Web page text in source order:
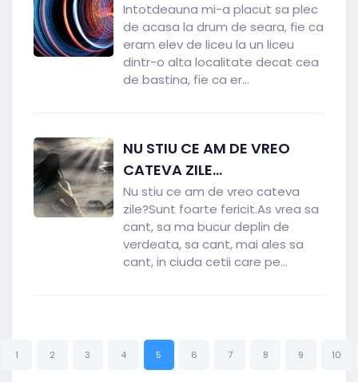
Intotdeauna mi-a placut sa plec
de acasa la drum de seara, fie ca
eram elev de liceu la un liceu
dintr-o alta localitate decat cea
de bastina, fie ca er...
NU STIU CE AM DE VREO
CATEVA ZILE...
Nu stiu ce am de vreo cateva
zile?Sunt foarte fericit.As vrea sa
cant, sa ma bucur deplin de
verdeata, sa cant, mai ales sa
cant, in ciuda cetii care pe...
1 2 3 4 5 6 7 8 9 10